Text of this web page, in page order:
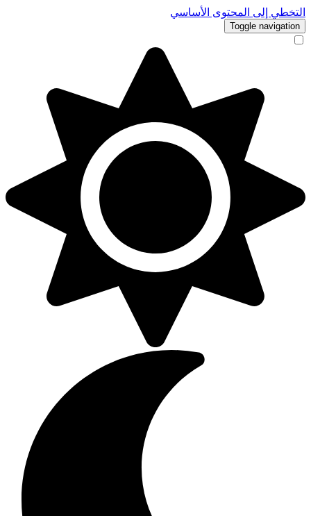
التخطي إلى المحتوى الأساسي
Toggle navigation